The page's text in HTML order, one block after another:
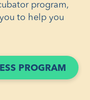
program,
to help you
PROGRAM
I